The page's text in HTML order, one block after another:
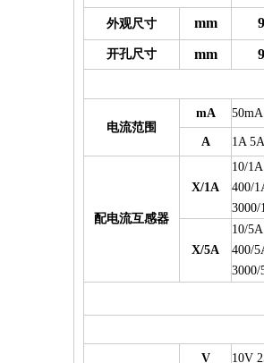
外观尺寸 mm
开孔尺寸 mm
电流范围
mA
A 1A
配电流互感器
X/1A
10/
400/
3000/
X/5A
10/
400/
3000/
V 10V